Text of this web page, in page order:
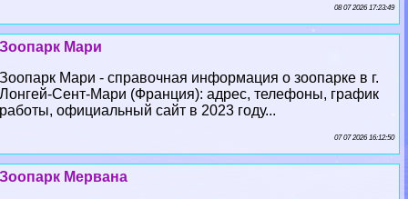
08 07 2026 17:23:49
Зоопарк Мари
Зоопарк Мари - справочная информация о зоопарке в г.
Лонгeй-Сент-Мари (Франция): адрес, телефоны, график
работы, официальный сайт в 2023 году...
07 07 2026 16:12:50
Зоопарк Мервана